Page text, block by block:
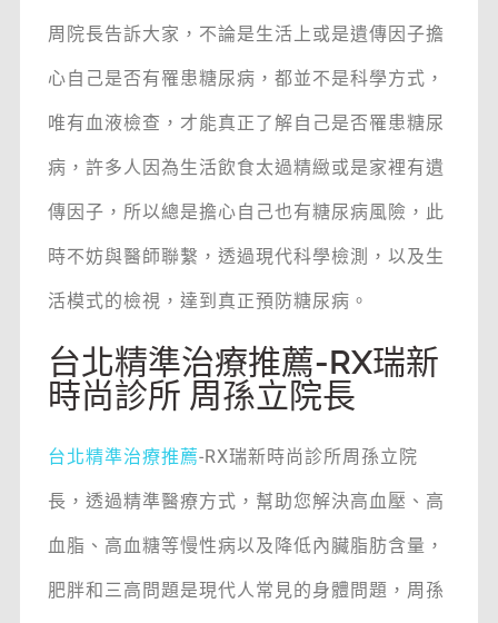
周院長告訴大家，不論是生活上或是遺傳因子擔
心自己是否有罹患糖尿病，都並不是科學方式，
唯有血液檢查，才能真正了解自己是否罹患糖尿
病，許多人因為生活飲食太過精緻或是家裡有遺
傳因子，所以總是擔心自己也有糖尿病風險，此
時不妨與醫師聯繫，透過現代科學檢測，以及生
活模式的檢視，達到真正預防糖尿病。
台北精準治療推薦-RX瑞新
時尚診所 周孫立院長
台北精準治療推薦-RX瑞新時尚診所周孫立院
長，透過精準醫療方式，幫助您解決高血壓、高
血脂、高血糖等慢性病以及降低內臟脂肪含量，
肥胖和三高問題是現代人常見的身體問題，周孫